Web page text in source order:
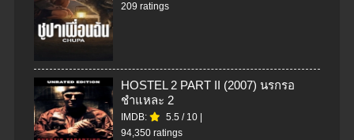
209 ratings
HOSTEL 2 PART II (2007) นรกรอ
ชำแหละ 2
IMDB: 5.5 / 10
94,350 ratings